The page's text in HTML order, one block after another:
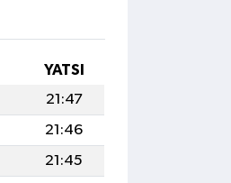
YATSI
21:47
21:46
21:45